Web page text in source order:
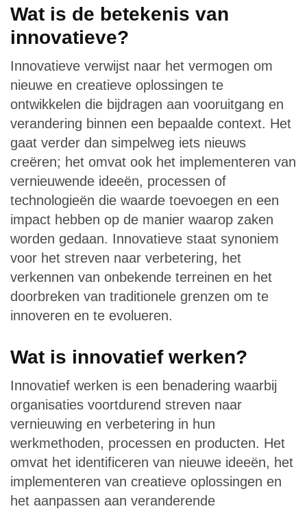
Wat is de betekenis van
innovatieve?
Innovatieve verwijst naar het vermogen om
nieuwe en creatieve oplossingen te
ontwikkelen die bijdragen aan vooruitgang en
verandering binnen een bepaalde context. Het
gaat verder dan simpelweg iets nieuws
creëren; het omvat ook het implementeren van
vernieuwende ideeën, processen of
technologieën die waarde toevoegen en een
impact hebben op de manier waarop zaken
worden gedaan. Innovatieve staat synoniem
voor het streven naar verbetering, het
verkennen van onbekende terreinen en het
doorbreken van traditionele grenzen om te
innoveren en te evolueren.
Wat is innovatief werken?
Innovatief werken is een benadering waarbij
organisaties voortdurend streven naar
vernieuwing en verbetering in hun
werkmethoden, processen en producten. Het
omvat het identificeren van nieuwe ideeën, het
implementeren van creatieve oplossingen en
het aanpassen aan veranderende